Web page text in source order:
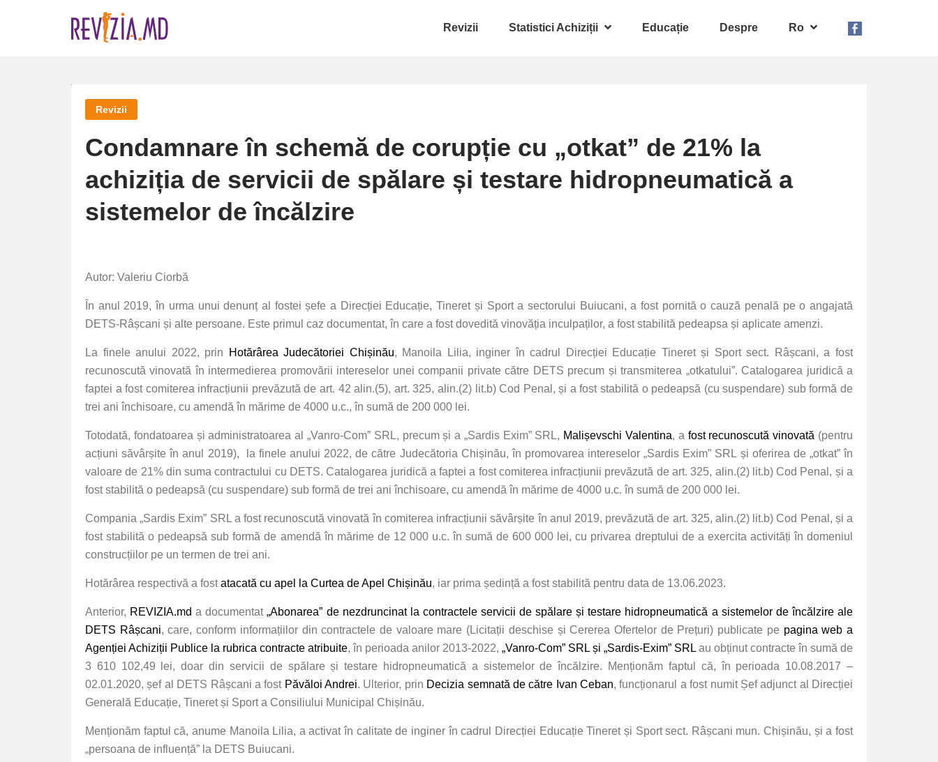
Revizii Statistici Achiziții Educație Despre Ro
Revizii
Condamnare în schemă de corupție cu „otkat” de 21% la
achiziția de servicii de spălare și testare hidropneumatică a
sistemelor de încălzire
Autor: Valeriu Ciorbă
În anul 2019, în urma unui denunț al fostei șefe a Direcției Educație, Tineret și Sport a sectorului Buiucani, a fost pornită o cauză penală pe o angajată
DETS-Râșcani și alte persoane. Este primul caz documentat, în care a fost dovedită vinovăția inculpaților, a fost stabilită pedeapsa și aplicate amenzi.
La finele anului 2022, prin Hotărârea Judecătoriei Chișinău, Manoila Lilia, inginer în cadrul Direcției Educație Tineret și Sport sect. Râșcani, a fost
recunoscută vinovată în intermedierea promovării intereselor unei companii private către DETS precum și transmiterea „otkatului”. Catalogarea juridică a
faptei a fost comiterea infracțiunii prevăzută de art. 42 alin.(5), art. 325, alin.(2) lit.b) Cod Penal, și a fost stabilită o pedeapsă (cu suspendare) sub formă de
trei ani închisoare, cu amendă în mărime de 4000 u.c., în sumă de 200 000 lei.
Totodată, fondatoarea și administratoarea al „Vanro-Com” SRL, precum și a „Sardis Exim” SRL, Malișevschi Valentina, a fost recunoscută vinovată (pentru
acțiuni săvârșite în anul 2019), la finele anului 2022, de către Judecătoria Chișinău, în promovarea intereselor „Sardis Exim” SRL și oferirea de „otkat” în
valoare de 21% din suma contractului cu DETS. Catalogarea juridică a faptei a fost comiterea infracțiunii prevăzută de art. 325, alin.(2) lit.b) Cod Penal, și a
fost stabilită o pedeapsă (cu suspendare) sub formă de trei ani închisoare, cu amendă în mărime de 4000 u.c. în sumă de 200 000 lei.
Compania „Sardis Exim” SRL a fost recunoscută vinovată în comiterea infracțiunii săvârșite în anul 2019, prevăzută de art. 325, alin.(2) lit.b) Cod Penal, și a
fost stabilită o pedeapsă sub formă de amendă în mărime de 12 000 u.c. în sumă de 600 000 lei, cu privarea dreptului de a exercita activități în domeniul
construcțiilor pe un termen de trei ani.
Hotărârea respectivă a fostatacată cu apel la Curtea de Apel Chișinău, iar prima ședință a fost stabilită pentru data de 13.06.2023.
Anterior, REVIZIA.md a documentat„Abonarea” de nezdruncinat la contractele servicii de spălare și testare hidropneumatică a sistemelor de încălzire ale
DETS Râșcani, care, conform informațiilor din contractele de valoare mare (Licitații deschise și Cererea Ofertelor de Prețuri) publicate pe pagina web a
Agenției Achiziții Publice la rubrica contracte atribuite, în perioada anilor 2013-2022, „Vanro-Com” SRL și „Sardis-Exim” SRL au obținut contracte în sumă de
3 610 102,49 lei, doar din servicii de spălare și testare hidropneumatică a sistemelor de încălzire. Menționăm faptul că, în perioada 10.08.2017 –
02.01.2020, șef al DETS Râșcani a fost Păvăloi Andrei. Ulterior, prin Decizia semnată de către Ivan Ceban, funcționarul a fost numit Șef adjunct al Direcției
Generală Educație, Tineret și Sport a Consiliului Municipal Chișinău.
Menționăm faptul că, anume Manoila Lilia, a activat în calitate de inginer în cadrul Direcției Educație Tineret și Sport sect. Râșcani mun. Chișinău, și a fost
„persoana de influență” la DETS Buiucani.